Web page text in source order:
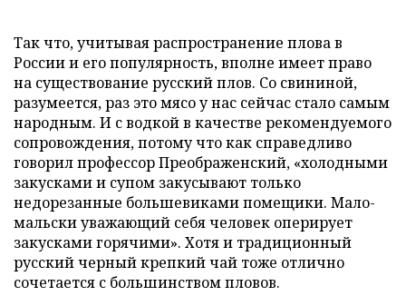
Так что, учитывая распространение плова в
России и его популярность, вполне имеет право
на существование русский плов. Со свининой,
разумеется, раз это мясо у нас сейчас стало самым
народным. И с водкой в качестве рекомендуемого
сопровождения, потому что как справедливо
говорил профессор Преображенский, «холодными
закусками и супом закусывают только
недорезанные большевиками помещики. Мало-
мальски уважающий себя человек оперирует
закусками горячими». Хотя и традиционный
русский черный крепкий чай тоже отлично
сочетается с большинством пловов.